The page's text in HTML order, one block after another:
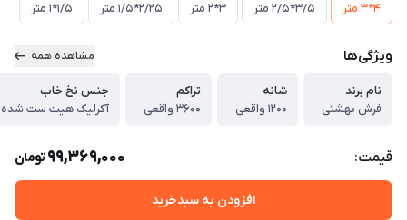
4*3 متر 3/5*2/5 متر 3*2 متر 2/25*1/5 متر 1/5*1 متر
ویژگی‌ها مشاهده همه
نام برند
فرش بهشتی
شانه
1200 واقعی
تراکم
3600 واقعی
جنس نخ خاب
آکرلیک هیت ست شده
قیمت: 99,369,000تومان
افزودن به سبدخرید